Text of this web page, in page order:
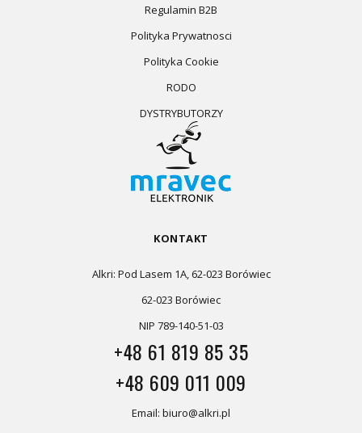
Regulamin B2B
Polityka Prywatnosci
Polityka Cookie
RODO
DYSTRYBUTORZY
KONTAKT
Alkri: Pod Lasem 1A, 62-023 Borówiec
62-023 Borówiec
NIP 789-140-51-03
+48 61 819 85 35
+48 609 011 009
Email: biuro@alkri.pl